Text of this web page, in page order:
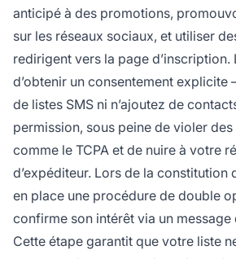
anticipé à des promotions,
sur les réseaux sociaux, et utiliser
redirigent vers la page
d’obtenir un consentement explicite
de listes SMS ni n’ajoutez de
permission, sous peine de violer
comme le TCPA et de nuire à votre
d’expéditeur. Lors de la constitution
en place une procédure de double
confirme son intérêt via un
Cette étape garantit que votre liste